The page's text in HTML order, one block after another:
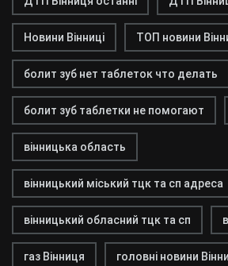
Новини Вінниці ТОП новини
болит зуб нет таблеток что делать
болит зуб таблетки не помогают
вінницька область
вінницький міський тцк та сп адреса
вінницький обласний тцк та сп
газ Вінниця головні новини